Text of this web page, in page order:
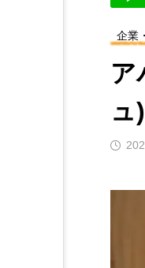
企業
ア
ュ